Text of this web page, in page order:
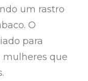
um rastro
O
para
mulheres que